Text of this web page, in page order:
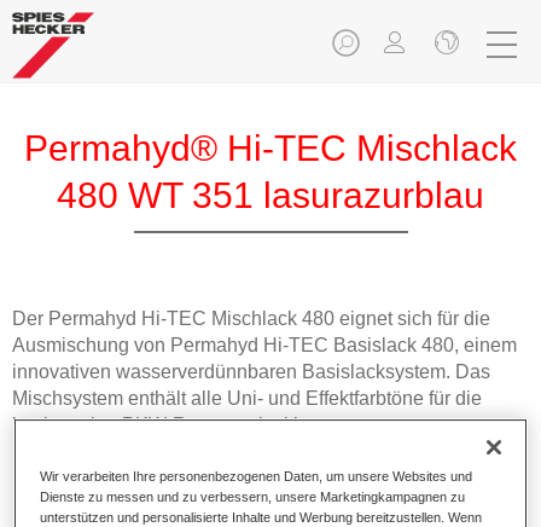
Permahyd® Hi-TEC Mischlack
480 WT 351 lasurazurblau
Der Permahyd Hi-TEC Mischlack 480 eignet sich für die
Ausmischung von Permahyd Hi-TEC Basislack 480, einem
innovativen wasserverdünnbaren Basislacksystem. Das
Mischsystem enthält alle Uni- und Effektfarbtöne für die
hochwertige PKW-Reparaturlackierung.
Produktmerkmale
Einfach und schnell zu verarbeiten.
Wir verarbeiten Ihre personenbezogenen Daten, um unsere Websites und
Dienste zu messen und zu verbessern, unsere Marketingkampagnen zu
unterstützen und personalisierte Inhalte und Werbung bereitzustellen. Wenn